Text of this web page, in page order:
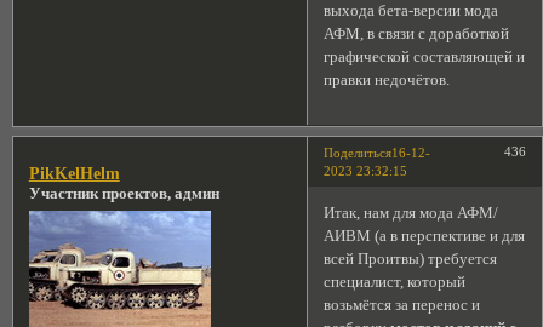
выхода бета-версии мода
АФМ, в связи с доработкой
графической составляющей и
правки недочётов.
Поделиться 436
16-12-
2023 23:32:15
PikKelHelm
Участник проектов, админ
Итак, нам для мода АФМ/
АИВМ (а в перспективе и для
всей Проитвы) требуется
специалист, который
возьмётся за перенос и